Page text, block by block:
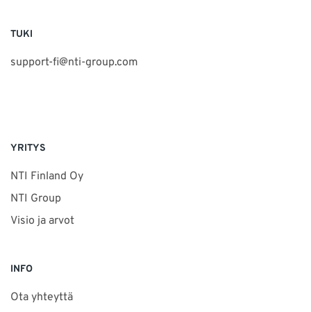
TUKI
support-fi@nti-group.com
YRITYS
NTI Finland Oy
NTI Group
Visio ja arvot
INFO
Ota yhteyttä